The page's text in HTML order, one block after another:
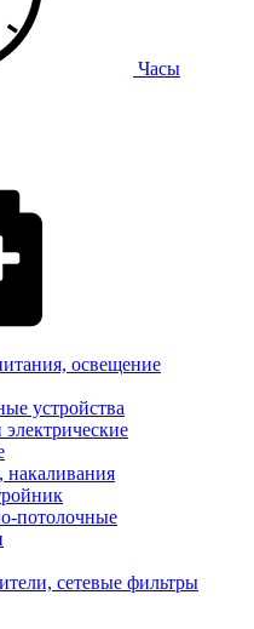
Часы
освещение
устройства
потолочные
сетевые фильтры